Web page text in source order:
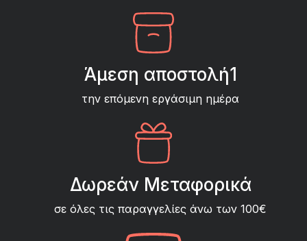
Άμεση αποστολή1
την επόμενη εργάσιμη ημέρα
Δωρεάν Μεταφορικά
σε όλες τις παραγγελίες άνω των 100€